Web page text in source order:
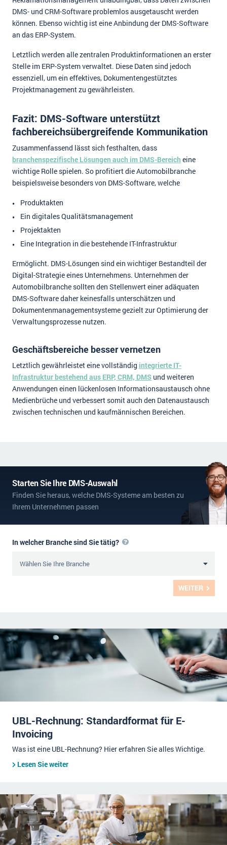
DMS- und CRM-Software problemlos ausgetauscht werden
können. Ebenso wichtig ist eine Anbindung der DMS-Software
an das ERP-System.
Letztlich werden alle zentralen Produktinformationen an erster
Stelle im ERP-System verwaltet. Diese Daten sind jedoch
essenziell, um ein effektives, Dokumentengestütztes
Projektmanagement zu gewährleisten.
Fazit: DMS-Software unterstützt
fachbereichsübergreifende Kommunikation
Zusammenfassend lässt sich festhalten, dass
branchenspezifische Lösungen auch im DMS-Bereich eine
wichtige Rolle spielen. So profitiert die Automobilbranche
beispielsweise besonders von DMS-Software, welche
Produktakten
Ein digitales Qualitätsmanagement
Projektakten
Eine Integration in die bestehende IT-Infrastruktur
Ermöglicht. DMS-Lösungen sind ein wichtiger Bestandteil der
Digital-Strategie eines Unternehmens. Unternehmen der
Automobilbranche sollten den Stellenwert einer adäquaten
DMS-Software daher keinesfalls unterschätzen und
Dokumentenmanagementsysteme gezielt zur Optimierung der
Verwaltungsprozesse nutzen.
Geschäftsbereiche besser vernetzen
Letztlich gewährleistet eine vollständig integrierte IT-
Infrastruktur bestehend aus ERP, CRM, DMS und weiteren
Anwendungen einen lückenlosen Informationsaustausch ohne
Medienbrüche und verbessert somit auch den Datenaustausch
zwischen technischen und kaufmännischen Bereichen.
Starten Sie Ihre DMS-Auswahl
Finden Sie heraus, welche DMS-Systeme am besten zu
Ihrem Unternehmen passen
WEITER
In welcher Branche sind Sie tätig?
UBL-Rechnung: Standardformat für E-
Invoicing
Was ist eine UBL-Rechnung? Hier erfahren Sie alles Wichtige.
Lesen Sie weiter